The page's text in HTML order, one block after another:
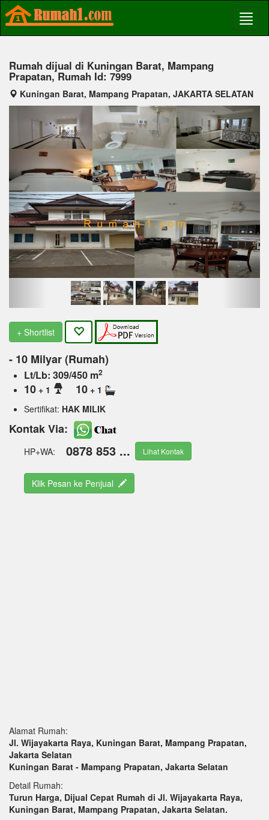
Rumah dijual di Kuningan Barat, Mampang
Prapatan, Rumah Id: 7999
Kuningan Barat, Mampang Prapatan, JAKARTA SELATAN
Previous Next
+ Shortlist
- 10 Milyar (Rumah)
Lt/Lb: 309/450 m2
10 + 1 10 + 1
Sertifikat: HAK MILIK
Kontak Via:
HP+WA: 0878 853 ... Lihat Kontak
Klik Pesan ke Penjual
Alamat Rumah:
Jl. Wijayakarta Raya, Kuningan Barat, Mampang Prapatan,
Jakarta Selatan
Kuningan Barat - Mampang Prapatan, Jakarta Selatan
Detail Rumah:
Turun Harga, Dijual Cepat Rumah di Jl. Wijayakarta Raya,
Kuningan Barat, Mampang Prapatan, Jakarta Selatan.